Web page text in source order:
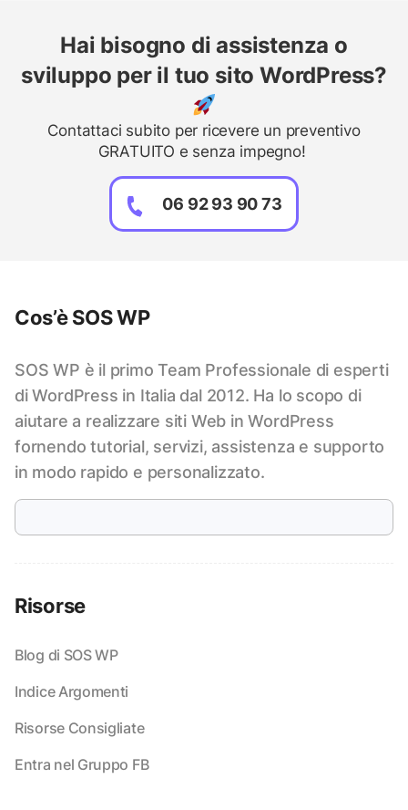
Hai bisogno di assistenza o
sviluppo per il tuo sito WordPress?
Contattaci subito per ricevere un preventivo
GRATUITO e senza impegno!
06 92 93 90 73
Cos’è SOS WP
SOS WP è il primo Team Professionale di esperti
di WordPress in Italia dal 2012. Ha lo scopo di
aiutare a realizzare siti Web in WordPress
fornendo tutorial, servizi, assistenza e supporto
in modo rapido e personalizzato.
Risorse
Blog di SOS WP
Indice Argomenti
Risorse Consigliate
Entra nel Gruppo FB